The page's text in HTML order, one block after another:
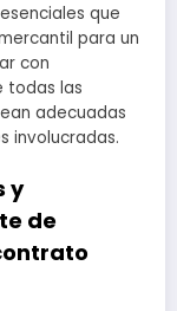
que
para un
con
todas las
adecuadas
involucradas.
y
de